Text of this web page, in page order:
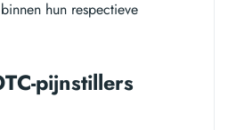
hun respectieve
pijnstillers